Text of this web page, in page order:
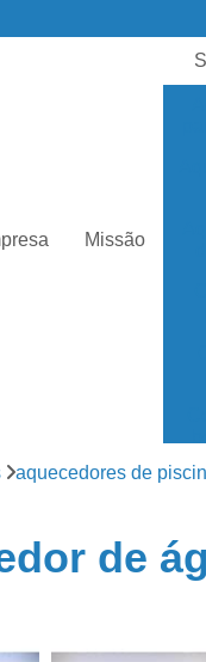
Missão
aquecedores de
de